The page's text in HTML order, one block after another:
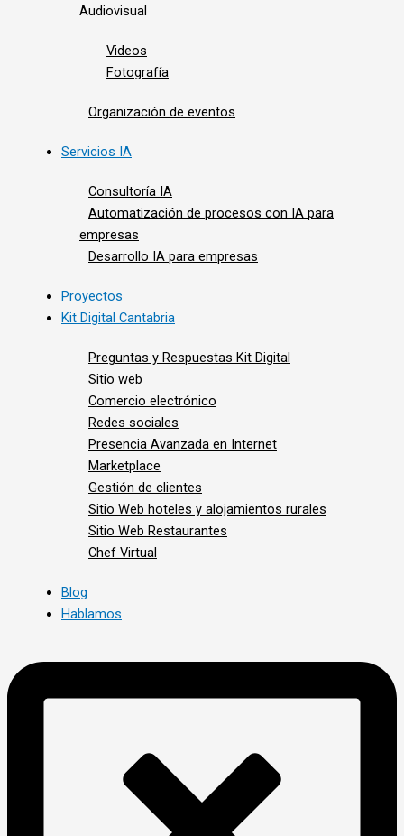
Audiovisual
Videos
Fotografía
Organización de eventos
Servicios IA
Consultoría IA
Automatización de procesos con IA para
empresas
Desarrollo IA para empresas
Proyectos
Kit Digital Cantabria
Preguntas y Respuestas Kit Digital
Sitio web
Comercio electrónico
Redes sociales
Presencia Avanzada en Internet
Marketplace
Gestión de clientes
Sitio Web hoteles y alojamientos rurales
Sitio Web Restaurantes
Chef Virtual
Blog
Hablamos